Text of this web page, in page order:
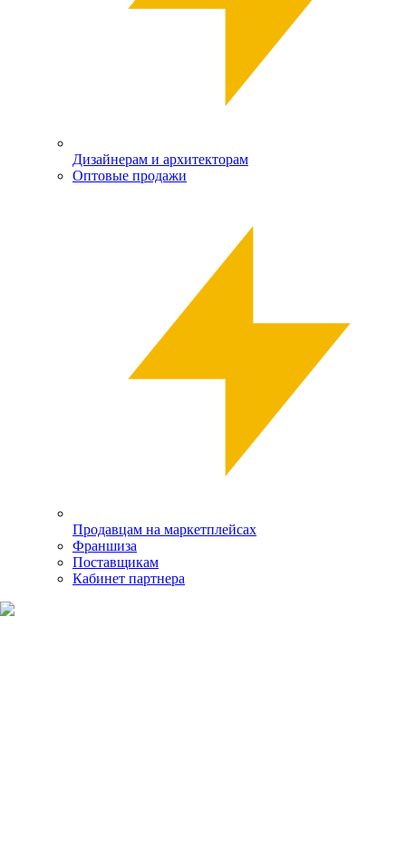
Дизайнерам и архитекторам
Оптовые продажи
Продавцам на маркетплейсах
Франшиза
Поставщикам
Кабинет партнера